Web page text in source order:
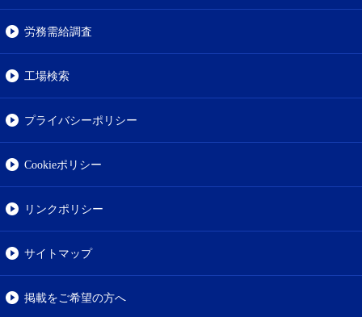
労務需給調査
工場検索
プライバシーポリシー
Cookieポリシー
リンクポリシー
サイトマップ
掲載をご希望の方へ